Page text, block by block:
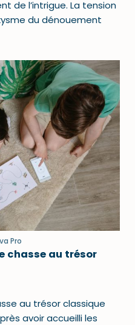
de l’intrigue. La tension
du dénouement
Pro
chasse au trésor
au trésor classique
avoir accueilli les